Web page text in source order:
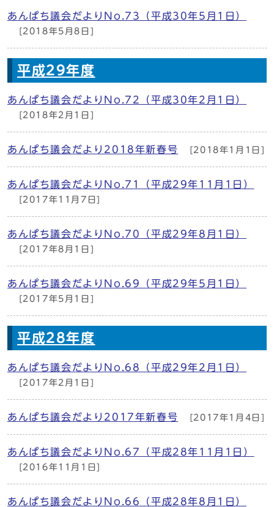
あんぱち議会だよりNo.73（平成30年5月1日）
[2018年5月8日]
平成29年度
あんぱち議会だよりNo.72（平成30年2月1日）
[2018年2月1日]
あんぱち議会だより2018年新春号 [2018年1月1日]
あんぱち議会だよりNo.71（平成29年11月1日）
[2017年11月7日]
あんぱち議会だよりNo.70（平成29年8月1日）
[2017年8月1日]
あんぱち議会だよりNo.69（平成29年5月1日）
[2017年5月1日]
平成28年度
あんぱち議会だよりNo.68（平成29年2月1日）
[2017年2月1日]
あんぱち議会だより2017年新春号 [2017年1月4日]
あんぱち議会だよりNo.67（平成28年11月1日）
[2016年11月1日]
あんぱち議会だよりNo.66（平成28年8月1日）